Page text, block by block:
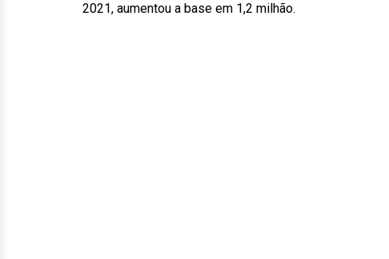
2021, aumentou a base em 1,2 milhão.